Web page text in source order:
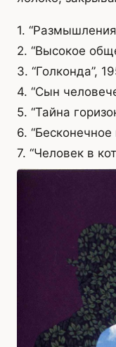
1.
2. “Высокое
3. “Голконда”,
4. “Сын
5. “Тайна
6. “Бесконечное
7. “Человек в